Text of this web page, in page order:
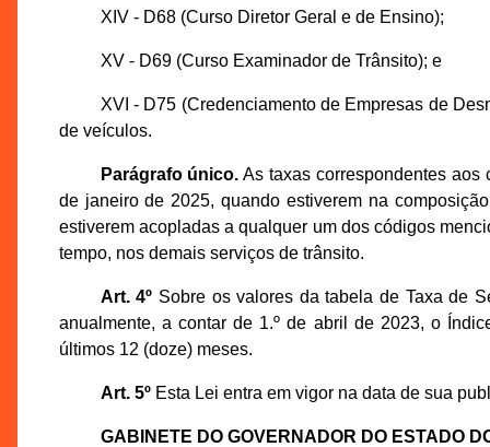
XIV - D68 (Curso Diretor Geral e de Ensino);
XV - D69 (Curso Examinador de Trânsito); e
XVI - D75 (Credenciamento de Empresas de
de veículos.
Parágrafo único. As taxas correspondentes aos
de janeiro de 2025, quando estiverem na
estiverem acopladas a qualquer um dos códigos
tempo, nos demais serviços de trânsito.
Art. 4º Sobre os valores da tabela de Taxa de
anualmente, a contar de 1.º de abril de 2023, o
últimos 12 (doze) meses.
Art. 5ºEsta Lei entra em vigor na data de sua
GABINETE DO GOVERNADOR DO ESTADO